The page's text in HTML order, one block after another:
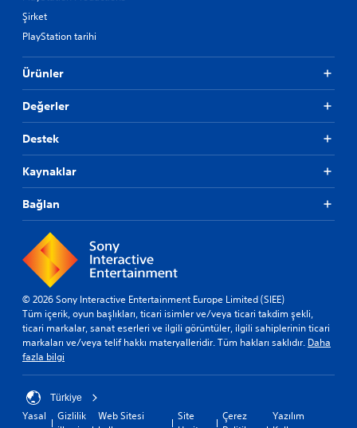
Şirket
PlayStation tarihi
Ürünler
Değerler
Destek
Kaynaklar
Bağlan
© 2026 Sony Interactive Entertainment Europe Limited (SIEE)
Tüm içerik, oyun başlıkları, ticari isimler ve/veya ticari takdim şekli,
ticari markalar, sanat eserleri ve ilgili görüntüler, ilgili sahiplerinin ticari
markaları ve/veya telif hakkı materyalleridir. Tüm hakları saklıdır. Daha
fazla bilgi
Türkiye
Yasal
Gizlilik
Web Sitesi
Site
Çerez
Yazılım